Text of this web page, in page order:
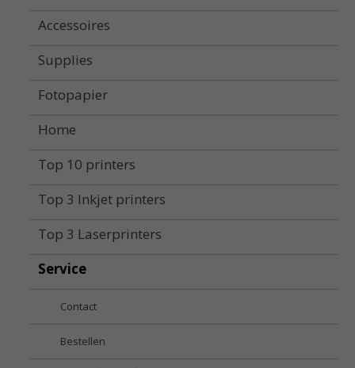
Accessoires
Supplies
Fotopapier
Home
Top 10 printers
Top 3 Inkjet printers
Top 3 Laserprinters
Service
Contact
Bestellen